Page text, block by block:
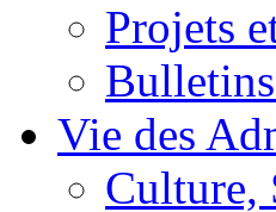
Projets
Vie des
Culture,